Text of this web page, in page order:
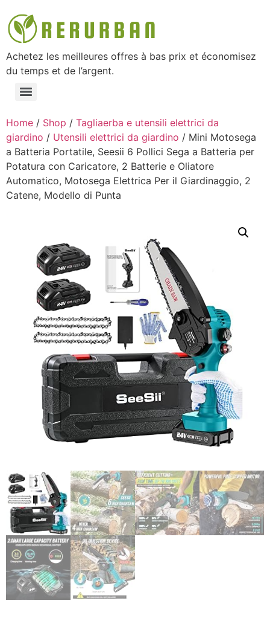
Achetez les meilleures offres à bas prix et économisez
du temps et de l’argent.
Home / Shop / Tagliaerba e utensili elettrici da
giardino / Utensili elettrici da giardino / Mini Motosega
a Batteria Portatile, Seesii 6 Pollici Sega a Batteria per
Potatura con Caricatore, 2 Batterie e Oliatore
Automatico, Motosega Elettrica Per il Giardinaggio, 2
Catene, Modello di Punta